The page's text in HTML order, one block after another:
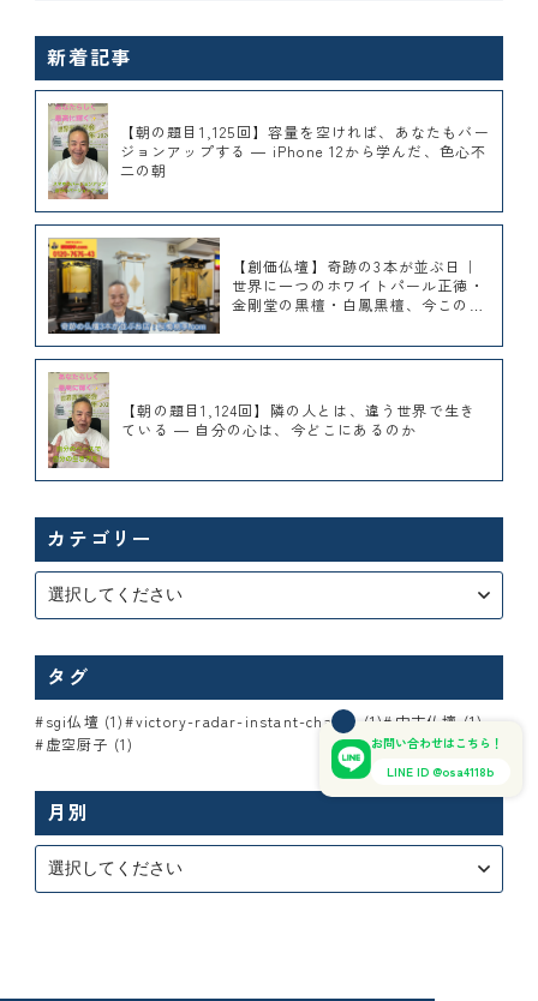
新着記事
【朝の題目1,125回】容量を空ければ、あなたもバー
ジョンアップする ― iPhone 12から学んだ、色心不
二の朝
【創価仏壇】奇跡の3本が並ぶ日｜
世界に一つのホワイトパール正徳・
金剛堂の黒檀・白鳳黒檀、今このシ
桃李.com
【朝の題目1,124回】隣の人とは、違う世界で生き
ている ― 自分の心は、今どこにあるのか
カテゴリー
タグ
sgi仏壇 (1) victory-radar-instant-chance (1)
中古仏壇 (1)
虚空厨子 (1)
月別
お問い合わせはこちら！
LINE ID @osa4118b